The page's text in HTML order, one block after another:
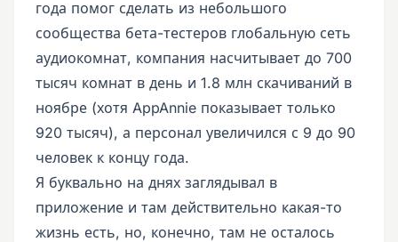
года помог сделать из небольшого
сообщества бета-тестеров глобальную сеть
аудиокомнат, компания насчитывает до 700
тысяч комнат в день и 1.8 млн скачиваний в
ноябре (хотя AppAnnie показывает только
920 тысяч), а персонал увеличился с 9 до 90
человек к концу года.
Я буквально на днях заглядывал в
приложение и там действительно какая-то
жизнь есть, но, конечно, там не осталось